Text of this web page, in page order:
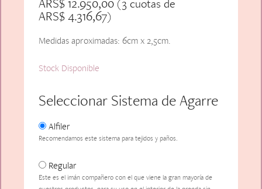
(3 cuotas de
ARS$4.316,67)
Medidas aproximadas: 6cm x 2,5cm.
Stock Disponible
Seleccionar Sistema de Agarre
Alfiler
Recomendamos este sistema para tejidos y paños.
Regular
Este es el imán compañero con el que viene la gran mayoría de